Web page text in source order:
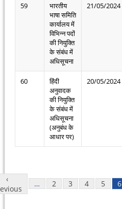
59
भारतीय
भाषा समिति
कार्यालय में
विभिन्न पदों
की नियुक्ति
के संबंध में
अधिसूचना
21/05/2024
60
हिंदी
अनुवादक
की नियुक्ति
के संबंध में
अधिसूचना
(अनुबंध के
आधार पर)
20/05/2024
Pages
‹
… 2 3 4 5 6